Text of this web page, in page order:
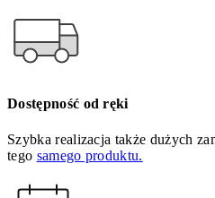
Dostępność od ręki
Szybka realizacja także dużych
tego samego produktu.